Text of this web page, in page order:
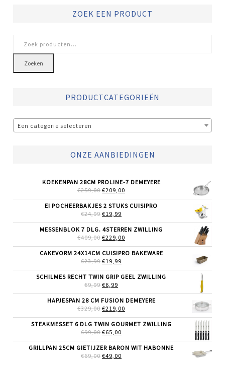
ZOEK EEN PRODUCT
naar:
Zoeken
PRODUCTCATEGORIEËN
Een categorie selecteren
ONZE AANBIEDINGEN
KOEKENPAN 28CM PROLINE-7 DEMEYERE
€259,00 OORSPRONKELIJKE
WAS:
€259,00.
€209,00
IS:
EI POCHEERBAKJES 2 STUKS CUISIPRO
€24,99 OORSPRONKELIJKE
WAS:
€24,99.
€19,99
IS:
€19,99.
MESSENBLOK 7 DLG. 4STERREN ZWILLING
€409,00 OORSPRONKELIJKE
WAS:
€409,00.
€229,00
IS:
CAKEVORM 24X14CM CUISIPRO BAKEWARE
€23,99 OORSPRONKELIJKE
WAS:
€23,99.
€19,99
IS:
SCHILMES RECHT TWIN GRIP GEEL ZWILLING
€9,99 OORSPRONKELIJKE
WAS:
€9,99.
€6,99
IS:
€6,99.
HAPJESPAN 28 CM FUSION DEMEYERE
€329,00 OORSPRONKELIJKE
WAS:
€329,00.
€219,00
IS:
STEAKMESSET 6 DLG TWIN GOURMET ZWILLING
€99,00 OORSPRONKELIJKE
WAS:
€99,00.
€65,00
IS:
GRILLPAN 25CM GIETIJZER BARON WIT HABONNE
€69,00 OORSPRONKELIJKE
€49,00